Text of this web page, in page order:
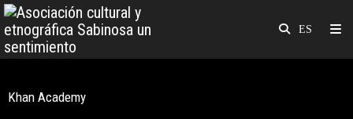
Khan Academy